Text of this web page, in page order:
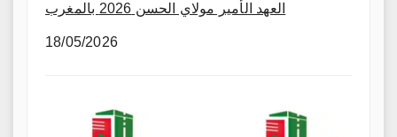
العهد الأمير مولاي الحسن 2026 بالمغرب
18/05/2026